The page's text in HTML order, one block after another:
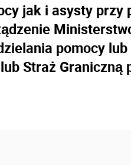
jak i asysty przy
pomocy
Straż Graniczną